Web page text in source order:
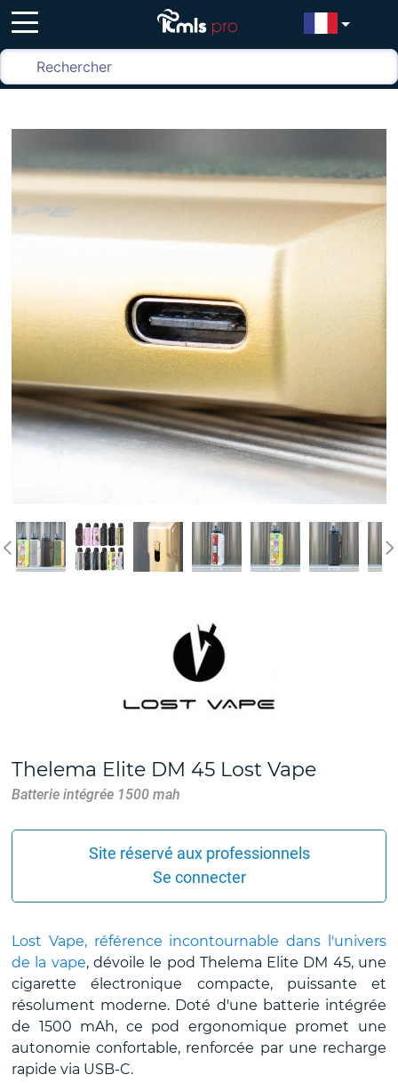
Thelema Elite DM 45 Lost Vape
Batterie intégrée 1500 mah
Site réservé aux professionnels
Se connecter
Lost Vape, référence incontournable dans l'univers
de la vape, dévoile le pod Thelema Elite DM 45, une
cigarette électronique compacte, puissante et
résolument moderne. Doté d'une batterie intégrée
de 1500 mAh, ce pod ergonomique promet une
autonomie confortable, renforcée par une recharge
rapide via USB-C.